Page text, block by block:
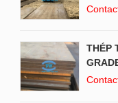
NHẬP
THÉP